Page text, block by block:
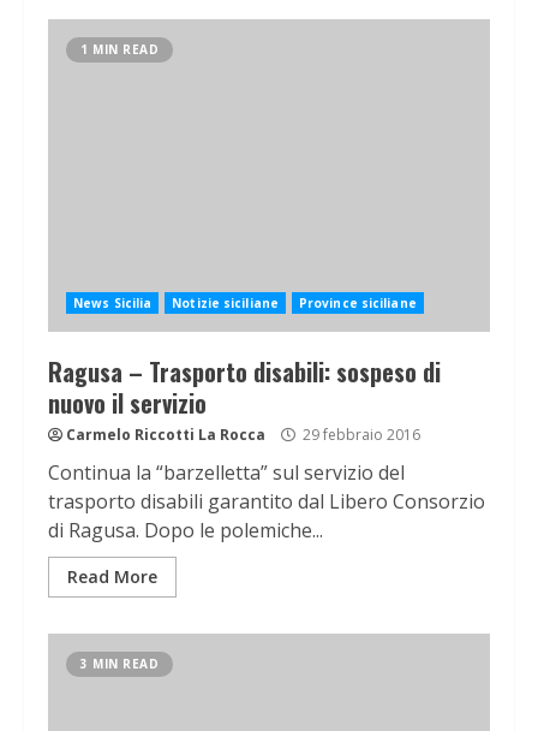
1 MIN READ
News Sicilia Notizie siciliane Province siciliane
Ragusa – Trasporto disabili: sospeso di
nuovo il servizio
Carmelo Riccotti La Rocca 29 febbraio 2016
Continua la “barzelletta” sul servizio del
trasporto disabili garantito dal Libero Consorzio
di Ragusa. Dopo le polemiche...
Read More
3 MIN READ